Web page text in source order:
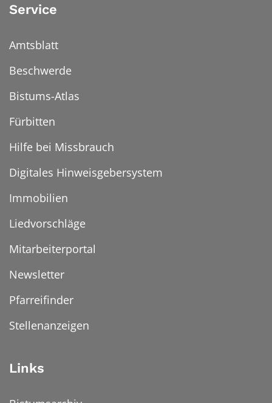
Service
Amtsblatt
Beschwerde
Bistums-Atlas
Fürbitten
Hilfe bei Missbrauch
Digitales Hinweisgebersystem
Immobilien
Liedvorschläge
Mitarbeiterportal
Newsletter
Pfarreifinder
Stellenanzeigen
Links